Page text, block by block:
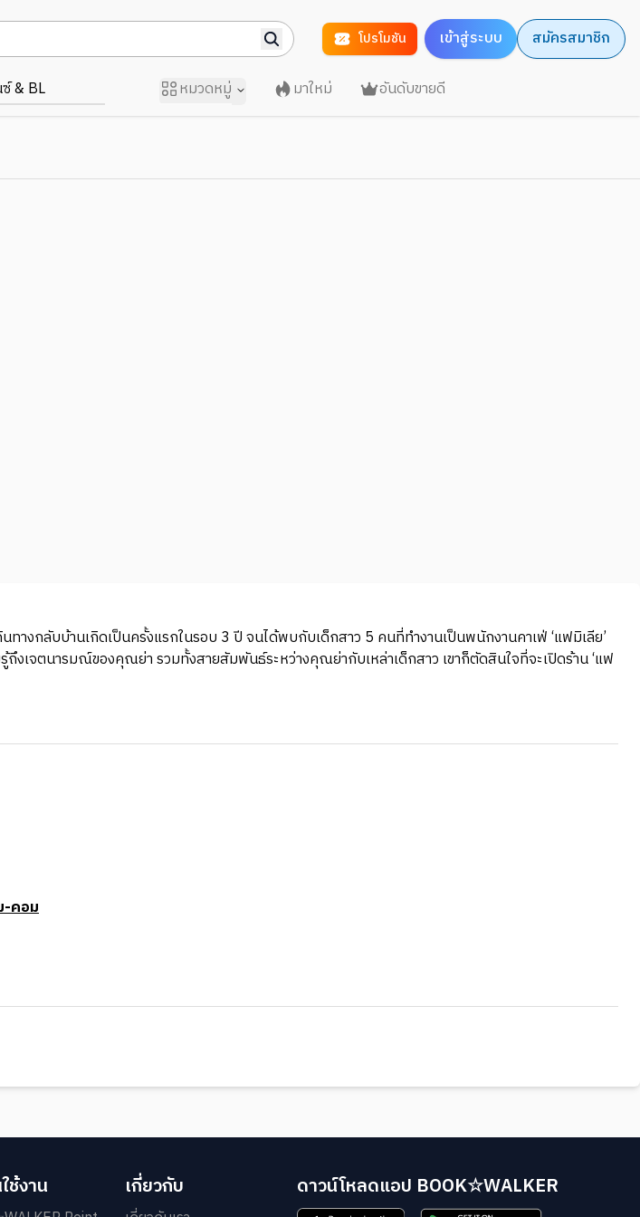
โปรโมชัน เข้าสู่ระบบ สมัครสมาชิก
& BL หมวดหมู่ มาใหม่ อันดับขายดี
างกลับบ้านเกิดเป็นครั้งแรกในรอบ 3 ปี จนได้พบกับเด็กสาว 5 คนที่ทำงานเป็นพนักงานคาเฟ่ ‘แฟมิเลีย’
ถึงเจตนารมณ์ของคุณย่า รวมทั้งสายสัมพันธ์ระหว่างคุณย่ากับเหล่าเด็กสาว เขาก็ตัดสินใจที่จะเปิดร้าน ‘แฟ
-คอม
ช้งาน เกี่ยวกับ ดาวน์โหลดแอป BOOK☆WALKER